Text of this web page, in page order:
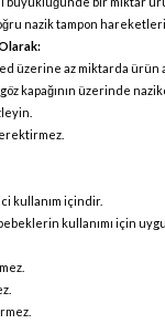
nazik tampon
üzerine az miktarda ürün
kapağının üzerinde
kullanım içindir.
kullanımı için